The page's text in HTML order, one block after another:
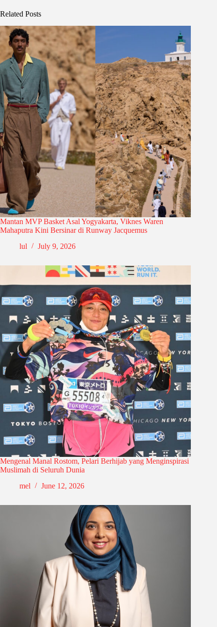
Related Posts
Mantan MVP Basket Asal Yogyakarta, Viknes Waren
Mahaputra Kini Bersinar di Runway Jacquemus
lul
July 9, 2026
Mengenal Manal Rostom, Pelari Berhijab yang Menginspirasi
Muslimah di Seluruh Dunia
mel
June 12, 2026